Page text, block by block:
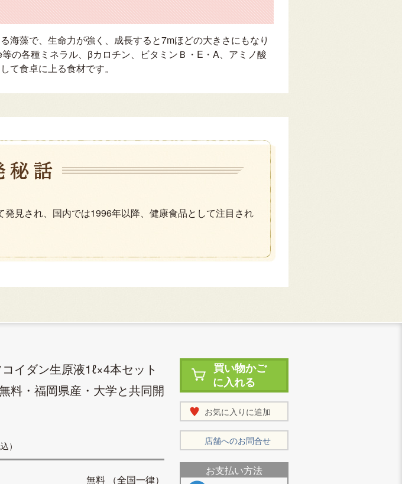
海藻で、生命力が強く、成長すると7mほどの大きさにもなり
の各種ミネラル、βカロチン、ビタミンＢ・E・A、アミノ酸
て食卓に上る食材です。
見され、国内では1996年以降、健康食品として注目され
イダン生原液1ℓ×4本セット
料・福岡県産・大学と共同開
）
無料 （全国一律）
買い物かご
に入れる
お気に入りに追加
店舗へのお問合せ
お支払い方法